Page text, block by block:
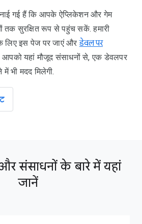
गई हैं कि आपके ऐप्लिकेशन और गेम
तक सुरक्षित रूप से पहुंच सकें. हमारी
लिए इस पेज पर जाएं औरडेवलपर
यहां मौजूद संसाधनों से, एक डेवलपर
भी मदद मिलेगी.
और संसाधनों के बारे में यहां
जानें